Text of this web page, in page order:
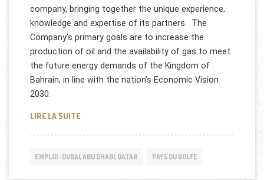
company, bringing together the unique experience,
knowledge and expertise of its partners. The
Company’s primary goals are to increase the
production of oil and the availability of gas to meet
the future energy demands of the Kingdom of
Bahrain, in line with the nation’s Economic Vision
2030.
LIRE LA SUITEEMPLOI: TATWEER PETROLEUM BAHREIN
EMPLOI : DUBAI, ABU DHABI, QATAR PAYS DU GOLFE